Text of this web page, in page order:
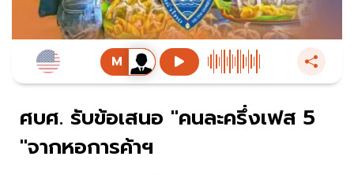
ศบศ. รับข้อเสนอ "คนละครึ่งเฟส 5
"จากหอการค้าฯ